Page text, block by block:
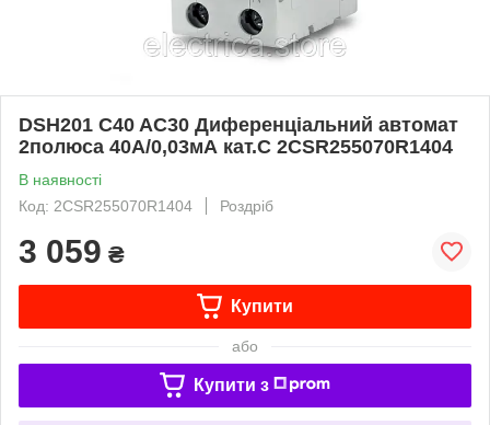
DSH201 C40 AC30 Диференціальний автомат
2полюса 40А/0,03мА кат.C 2CSR255070R1404
В наявності
Код: 2CSR255070R1404
Роздріб
3 059 ₴
Купити
або
Купити з